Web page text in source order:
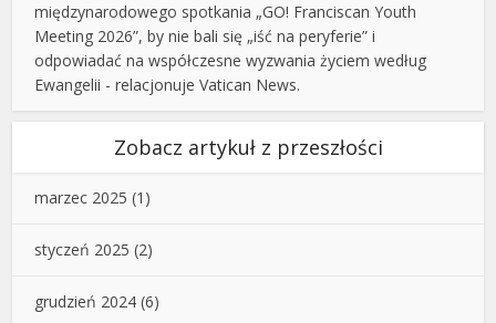
międzynarodowego spotkania „GO! Franciscan Youth
Meeting 2026”, by nie bali się „iść na peryferie” i
odpowiadać na współczesne wyzwania życiem według
Ewangelii - relacjonuje Vatican News.
Zobacz artykuł z przeszłości
marzec 2025 (1)
styczeń 2025 (2)
grudzień 2024 (6)